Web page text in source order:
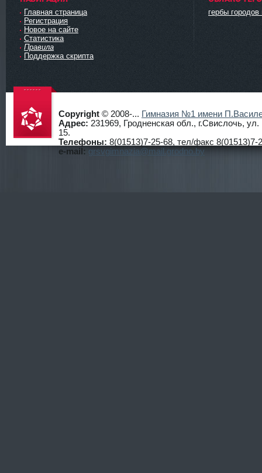
Главная страница
Регистрация
Новое на сайте
Статистика
Правила
Поддержка скрипта
гербы городов
Гимнази
Copyright © 2008-... Гимназия №1 имени
Адрес: 231969, Гродненская обл., г.Свислочь,
15.
Телефоны: 8(01513)7-25-68, тел/факс 8(01513)7-
e-mail: grsvgimnazia@mail.grodno.by